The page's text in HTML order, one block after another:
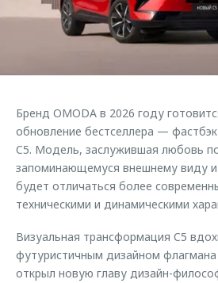
Страхование
Кредитный калькулятор
Оригинальные аксессуары
Запчасти
Трейд-ин
Калькулятор трейд-ин
Клиентская поддержка
Клуб владельцев OMODA
Аксессуары
Одежда и сувениры
Оригинальные аксессуары
Запчасти
Обратная связь
Бренд OMODA в 2026 году
обновление бестселлера —
C5. Модель, заслужившая любовь
запоминающемуся внешнему виду и
будет отличаться более
техническими и динамическими
Визуальная трансформация C5
футуристичным дизайном
открыл новую главу дизайн-